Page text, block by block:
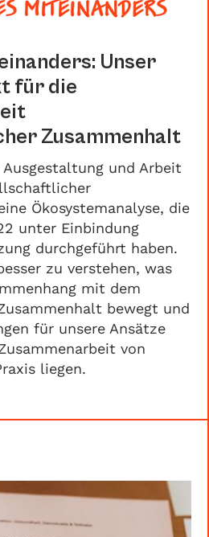
Unser
für die
Zusammenhalt
und Arbeit
Ökosystemanalyse, die
unter Einbindung
durchgeführt haben.
zu verstehen, was
mit dem
bewegt und
für unsere Ansätze
von
liegen.